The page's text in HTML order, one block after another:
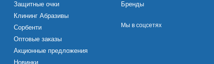
Защитные очки
Клининг Абразивы
Сорбенти
Оптовые заказы
Акционные предложения
Новинки
Бренды
Мы в соцсетях